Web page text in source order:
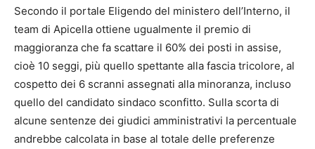
Secondo il portale Eligendo del ministero dell’Interno, il
team di Apicella ottiene ugualmente il premio di
maggioranza che fa scattare il 60% dei posti in assise,
cioè 10 seggi, più quello spettante alla fascia tricolore, al
cospetto dei 6 scranni assegnati alla minoranza, incluso
quello del candidato sindaco sconfitto. Sulla scorta di
alcune sentenze dei giudici amministrativi la percentuale
andrebbe calcolata in base al totale delle preferenze